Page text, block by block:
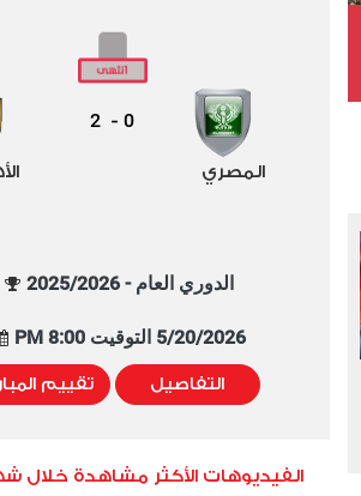
المصري
0
-
2
الدوري العام - 2025/2026
5/20/2026 التوقيت 8:00 PM
التفاصيل تقييم
الفيديوهات الأكثر مشاهدة خلال